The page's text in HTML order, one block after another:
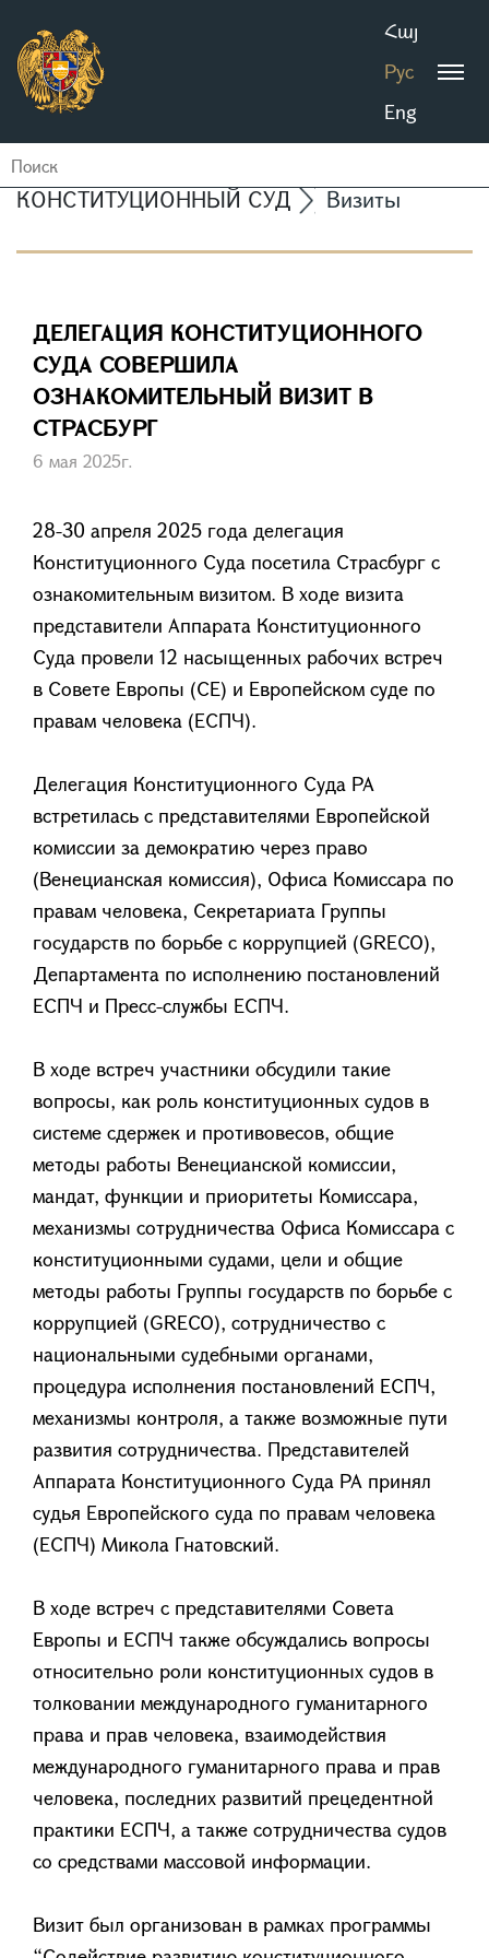
Հայ
Рус
Eng
КОНСТИТУЦИОННЫЙ СУД Визиты
ДЕЛЕГАЦИЯ КОНСТИТУЦИОННОГО
СУДА СОВЕРШИЛА
ОЗНАКОМИТЕЛЬНЫЙ ВИЗИТ В
СТРАСБУРГ
6 мая 2025г.
28-30 апреля 2025 года делегация
Конституционного Суда посетила Страсбург с
ознакомительным визитом. В ходе визита
представители Аппарата Конституционного
Суда провели 12 насыщенных рабочих встреч
в Совете Европы (СЕ) и Европейском суде по
правам человека (ЕСПЧ).
Делегация Конституционного Суда РА
встретилась с представителями Европейской
комиссии за демократию через право
(Венецианская комиссия), Офиса Комиссара по
правам человека, Секретариата Группы
государств по борьбе с коррупцией (GRECO),
Департамента по исполнению постановлений
ЕСПЧ и Пресс-службы ЕСПЧ.
В ходе встреч участники обсудили такие
вопросы, как роль конституционных судов в
системе сдержек и противовесов, общие
методы работы Венецианской комиссии,
мандат, функции и приоритеты Комиссара,
механизмы сотрудничества Офиса Комиссара с
конституционными судами, цели и общие
методы работы Группы государств по борьбе с
коррупцией (GRECO), сотрудничество с
национальными судебными органами,
процедура исполнения постановлений ЕСПЧ,
механизмы контроля, а также возможные пути
развития сотрудничества. Представителей
Аппарата Конституционного Суда РА принял
судья Европейского суда по правам человека
(ЕСПЧ) Микола Гнатовский.
В ходе встреч с представителями Совета
Европы и ЕСПЧ также обсуждались вопросы
относительно роли конституционных судов в
толковании международного гуманитарного
права и прав человека, взаимодействия
международного гуманитарного права и прав
человека, последних развитий прецедентной
практики ЕСПЧ, а также сотрудничества судов
со средствами массовой информации.
Визит был организован в рамках программы